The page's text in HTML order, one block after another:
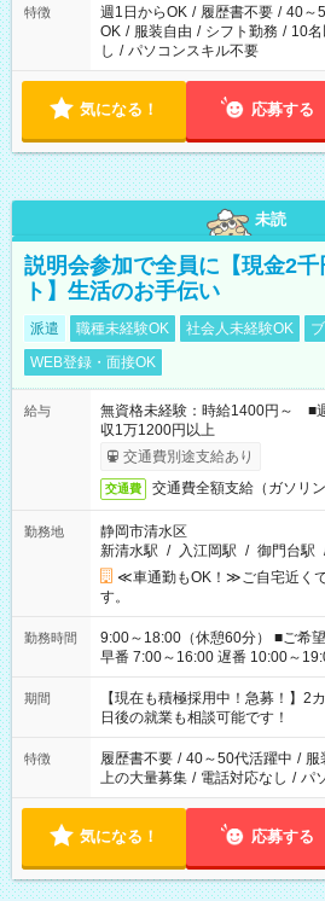
特徴 週1日からOK / 履歴書不要 / 40～
OK / 服装自由 / シフト勤務 / 10
し / パソコンスキル不要
気になる！ 応募する
未読
説明会参加で全員に【現金2
ト】生活のお手伝い
派遣 職種未経験OK 社会人未経験OK
WEB登録・面接OK
給与
無資格未経験：時給1400円～
収1万1200円以上
交通費別途支給あり
交通費 交通費全額支給（ガソリン
勤務地
静岡市清水区
新清水駅 / 入江岡駅 / 御門台駅
≪車通勤もOK！≫ご自宅近く
す。
勤務時間
9:00～18:00（休憩60分） ■ご希望があれば下記シフトもOK！
早番 7:00～16:00 遅番 10:00～19:00 「家族と休みを合わ
い」 「余裕を持って夕飯の準備
たくない」 など、ご希望を教えてください
の方へ 今ご覧のお仕事で希望す
の勤務時間。 合計で週40時間を
期間
【現在も積極採用中！急募！】
日後の就業も相談可能です！
特徴 履歴書不要 / 40～50代活躍中 / 服
上の大量募集 / 電話対応なし / パ
気になる！ 応募する